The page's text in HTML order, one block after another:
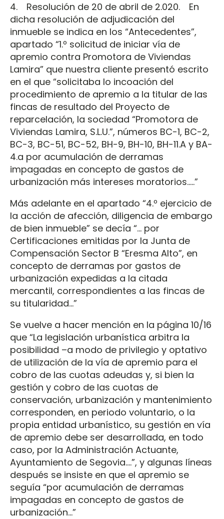
4. Resolución de 20 de abril de 2.020. En
dicha resolución de adjudicación del
inmueble se indica en los “Antecedentes”,
apartado “1.º solicitud de iniciar vía de
apremio contra Promotora de Viviendas
Lamira” que nuestra cliente presentó escrito
en el que “solicitaba lo incoación del
procedimiento de apremio a la titular de las
fincas de resultado del Proyecto de
reparcelación, la sociedad “Promotora de
Viviendas Lamira, S.L.U.”, números BC-1, BC-2,
BC-3, BC-51, BC-52, BH-9, BH-10, BH-11.A y BA-
4.a por acumulación de derramas
impagadas en concepto de gastos de
urbanización más intereses moratorios.....”
Más adelante en el apartado “4.º ejercicio de
la acción de afección, diligencia de embargo
de bien inmueble” se decía “... por
Certificaciones emitidas por la Junta de
Compensación Sector B “Eresma Alto”, en
concepto de derramas por gastos de
urbanización expedidas a la citada
mercantil, correspondientes a las fincas de
su titularidad…”
Se vuelve a hacer mención en la página 10/16
que “La legislación urbanística arbitra la
posibilidad –a modo de privilegio y optativo
de utilización de la vía de apremio para el
cobro de las cuotas adeudas y, si bien la
gestión y cobro de las cuotas de
conservación, urbanización y mantenimiento
corresponden, en periodo voluntario, o la
propia entidad urbanístico, su gestión en vía
de apremio debe ser desarrollada, en todo
caso, por la Administración Actuante,
Ayuntamiento de Segovia....”, y algunas líneas
después se insiste en que el apremio se
seguía “por acumulación de derramas
impagadas en concepto de gastos de
urbanización...”